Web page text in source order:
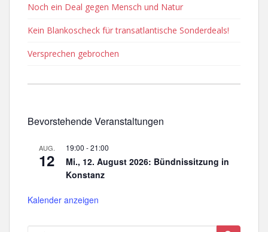
Noch ein Deal gegen Mensch und Natur
Kein Blankoscheck für transatlantische Sonderdeals!
Versprechen gebrochen
Bevorstehende Veranstaltungen
AUG.
12
19:00 -21:00
Mi., 12. August 2026: Bündnissitzung in
Konstanz
Kalender anzeigen